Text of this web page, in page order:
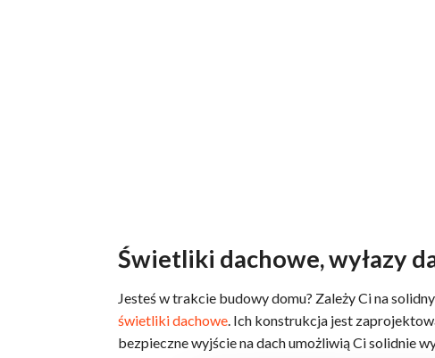
Świetliki dachowe, wyłazy
Jesteś w trakcie budowy domu? Zależy Ci na
świetliki dachowe . Ich konstrukcja jest
bezpieczne wyjście na dach umożliwią Ci solidnie